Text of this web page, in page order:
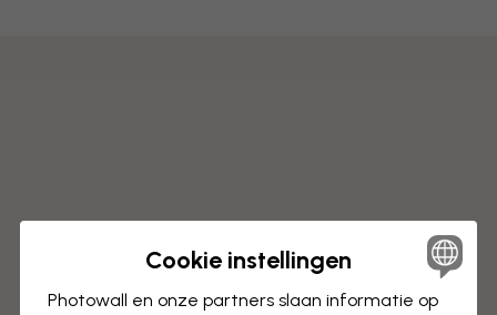
Cookie instellingen
Photowall en onze partners slaan informatie op